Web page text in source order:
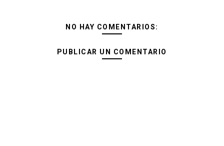
NO HAY COMENTARIOS:
PUBLICAR UN COMENTARIO